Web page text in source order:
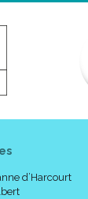
d’Harcourt